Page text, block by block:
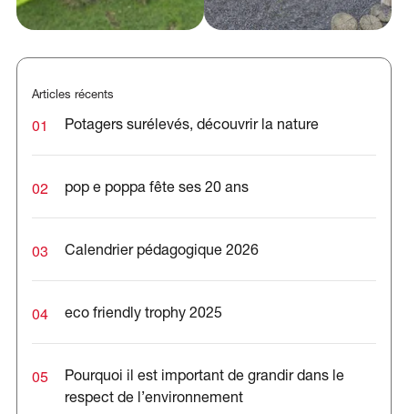
Articles récents
01 Potagers surélevés, découvrir la nature
02 pop e poppa fête ses 20 ans
03 Calendrier pédagogique 2026
04 eco friendly trophy 2025
05
Pourquoi il est important de grandir dans le
respect de l’environnement